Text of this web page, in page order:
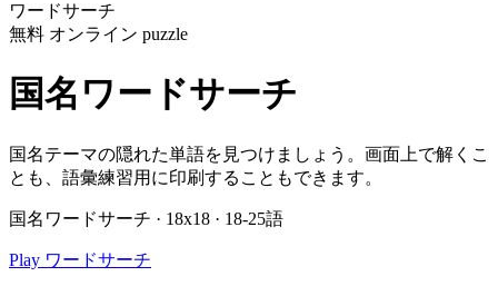
ワードサーチ
無料 オンライン puzzle
国名ワードサーチ
国名テーマの隠れた単語を見つけましょう。画面上で解くこ
とも、語彙練習用に印刷することもできます。
国名ワードサーチ · 18x18 · 18-25語
Play ワードサーチ